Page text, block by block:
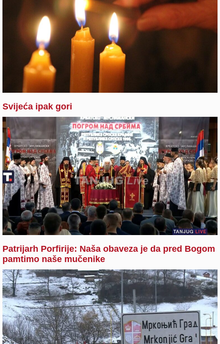
Svijeća ipak gori
Patrijarh Porfirije: Naša obaveza je da pred Bogom
pamtimo naše mučenike